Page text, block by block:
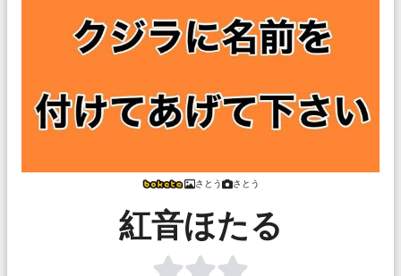
さとう さとう
紅音ほたる